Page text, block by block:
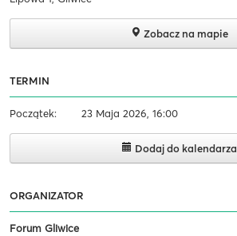
Zobacz na mapie
TERMIN
Początek: 23 Maja 2026, 16:00
Dodaj do kalendarza
ORGANIZATOR
Forum Gliwice